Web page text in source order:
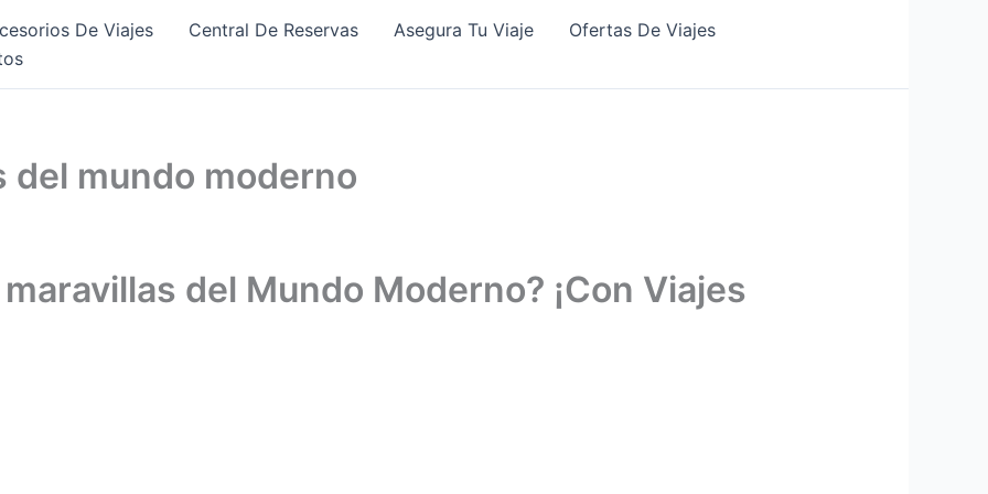
De Viajes Central De Reservas Asegura Tu Viaje
Ofertas De Viajes
del mundo moderno
del Mundo Moderno? ¡Con Viajes